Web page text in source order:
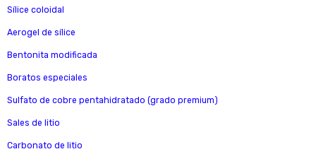
Sílice coloidal
Aerogel de sílice
Bentonita modificada
Boratos especiales
Sulfato de cobre pentahidratado (grado premium)
Sales de litio
Carbonato de litio